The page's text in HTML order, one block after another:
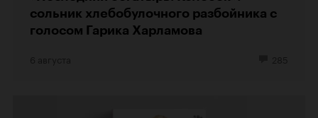
сольник хлебобулочного разбойника с
голосом Гарика Харламова